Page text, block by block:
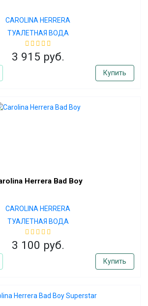
CAROLINA HERRERA
ТУАЛЕТНАЯ ВОДА
3 915 руб.
Купить
Herrera Bad Boy
CAROLINA HERRERA
ТУАЛЕТНАЯ ВОДА
3 100 руб.
Купить